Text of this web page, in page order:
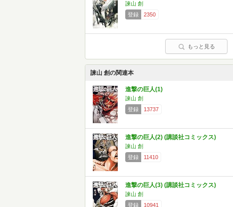
諫山 創
登録
2350
もっと見る
諫山 創の関連本
進撃の巨人(1)
諫山 創
登録
13737
進撃の巨人(2) (講談社コミックス)
諫山 創
登録
11410
進撃の巨人(3) (講談社コミックス)
諫山 創
登録
10941